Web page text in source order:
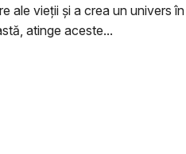
ale vieții și a crea un univers
atinge aceste...